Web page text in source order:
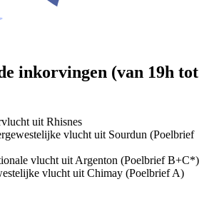
inkorvingen (van 19h tot
uit Rhisnes
vlucht uit Sourdun (Poelbrief
vlucht uit Argenton (Poelbrief B+C*)
vlucht uit Chimay (Poelbrief A)